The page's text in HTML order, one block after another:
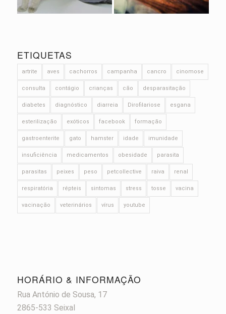
ETIQUETAS
artrite aves cachorros campanha cancro cinomose
consulta contágio crianças cão desparasitação
diabetes diagnóstico diarreia Dirofilariose esgana
esterilização exóticos facebook formação
gastroenterite gato hamster idade imunidade
insuficiência medicamentos obesidade parasita
parasitas peixes peso petcollective raiva renal
respiratória répteis sintomas stress tosse vacina
vacinação veterinários vírus youtube
HORÁRIO & INFORMAÇÃO
Rua António de Sousa, 17
2865-533 Seixal